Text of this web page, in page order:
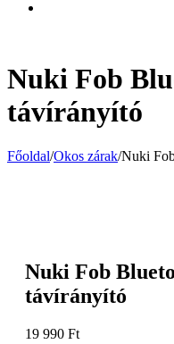
Nuki Fob
távírányító
Főoldal/Okos zárak/Nuki
Nuki Fob
távírányító
19 990 Ft